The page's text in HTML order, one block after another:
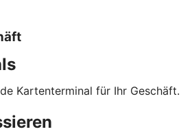
Kartenterminal für Ihr Geschäft.